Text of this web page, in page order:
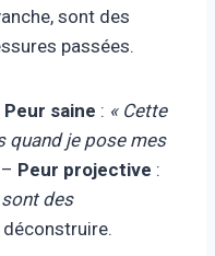
sont des
passées.
Peur saine : « Cette
quand je pose mes
Peur projective :
des